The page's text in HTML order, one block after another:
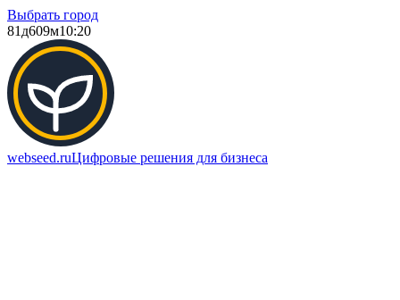
Выбрать город
81д609м10:20
webseed.ruЦифровые решения для бизнеса